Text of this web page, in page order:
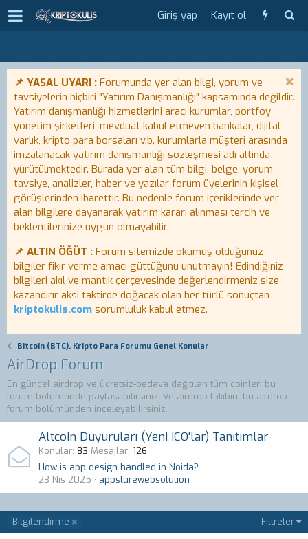
Giriş yap Kayıt ol
📌 YASAL UYARI : Forumunda yer alan bilgi, yorum ve
tavsiyelerin hiçbiri "Yatırım Danışmanlığı" kapsamında değildir.
Yatırım danışmanlığı hizmetlerini aracı kurumlar, portföy
yönetim şirketleri, mevduat kabul etmeyen bankalar, dijital
varlık, kripto para borsaları v.b. kurumlarla müşteri arasında
imzalanacak yatırım danışmanlığı sözleşmesi adı altında
yürütülmektedir. Burada yer alan tüm bilgi, belge, yorum,
tavsiye, analizler, haber ve yazılar forum üyelerinin kişisel
görüşlerinden ibarettir. Bu nedenle forum içeriklerinde yer
alan bilgilere dayanarak yatırım kararı alınması tercih ve
beklentilerinize uygun olmayabilir.
📌 ALTIN ÖĞÜT : Forum sitemizde okumuş olduğunuz
bilgiler fikir verme amacı güttüğünü unutmayın! Edindiğiniz
bilgileri akıl ve mantık çerçevesinde değerlendirmeniz size
kazandırır aksi taktirde doğacak olan her türlü sonuçtan
kriptokulis.com sorumluluk kabul etmez.
Bitcoin (BTC), Kripto Para Forumu Genel Konular
AirDrop Forum
En güncel airdrop ve ücretsiz-bedava dağıtılan tüm coinleri bu
forum bölümünde paylaşabilirsiniz. Ve airdrop takibini bu airdrop
forum bölümünden inceleyebilirsiniz.
Altcoin Duyuruları (Yeni ICO'lar) Tanıtımlar
Konular 83 Mesajlar 126
How is app design handled in Noida?
23 Nis 2025
appslurewebsolution
Bilgilendirme Filtreler